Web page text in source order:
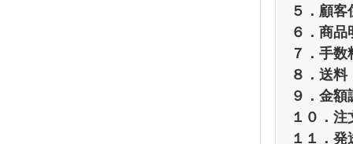
５．顧客
６．商
７．手数
８．送料
９．金額
１０．
１１．発